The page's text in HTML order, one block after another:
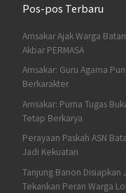
Pos-pos Terbaru
Amsakar Ajak Warga
Akbar PERMASA
Amsakar: Guru Agama
Berkarakter
Amsakar: Purna Tugas
Tetap Berkarya
Perayaan Paskah ASN
Jadi Kekuatan
Tanjung Banon Disiapkan
Tekankan Peran Warga